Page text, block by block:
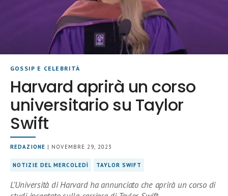
GOSSIP E CELEBRITÀ
Harvard aprirà un corso
universitario su Taylor
Swift
REDAZIONE | NOVEMBRE 29, 2023
NOTIZIE DEL MERCOLEDÌ TAYLOR SWIFT
L’Università di Harvard ha annunciato che aprirà un corso di